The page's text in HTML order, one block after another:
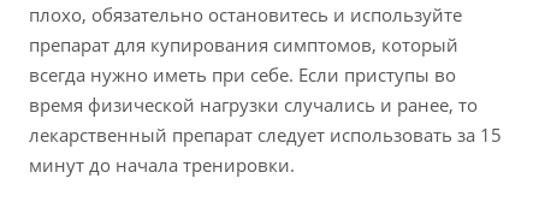
плохо, обязательно остановитесь и используйте
препарат для купирования симптомов, который
всегда нужно иметь при себе. Если приступы во
время физической нагрузки случались и ранее, то
лекарственный препарат следует использовать за 15
минут до начала тренировки.